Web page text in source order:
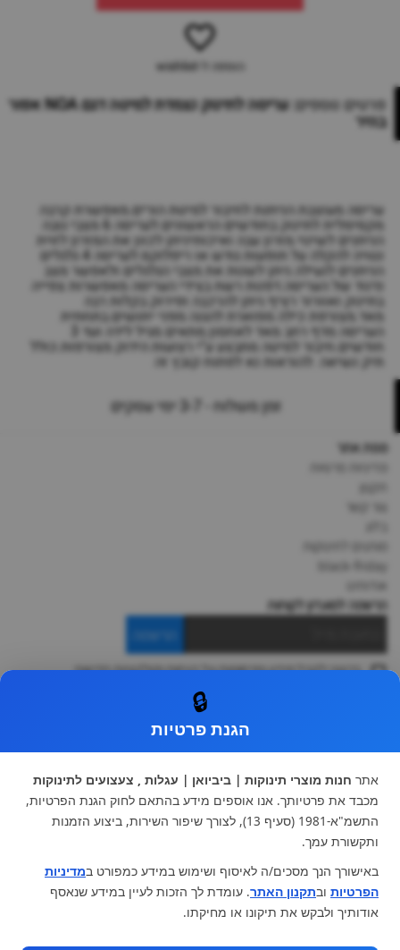
הוספה ל-wishlist
פרטים נוספים: עריסה לתינוק נצמדת למיטה דגם NOA אפור
בהיר
עריסה מעוצבת הניתנת לחיבור למיטת הורים.מאפשרת קרבה
מקסימלית לתינוק בחודשים הראשונים.לעריסה 6 מצבי גובה
הניתנים לשינוי.מזרון עבה ואיכותיניתן לכוון את המזרון לזוית
נטויה להקלה על תופעות גודש או ריפלוקס.לעריסה 4 גלגלים
הניתנים לנעילה.ניתן לשנות את מצבי הגלגלים ולאפשר מצב
נדנוד של העריסה.דפנות רשת בצידי העריסה מאפשרות צפייה
בתינוק ואוורור רציף.ניתן להרכבה ופירוק בקלות רבה
מאד.מצורפת כילה מפוארת להגנה מפני יתושים.בתחתית
חודשים.חיבור למיטה מתבצע ע"י רצועות הידוק מצורפות.כולל
תיק נשיאה .להוראות נא לפתוח קובץ זה
זמן משלוח - 3-7 ימי עסקים
מפת אתר
צור קשר
מותגים לתינוקות
black-friday
אודותינו
הרשמה למועדון לקוחות
הרשמה
ברצוני לקבל מידע ופרסומות על הנחות וקולקציות חדשות
עגלות וטיולונים
כיסא בטיחות ואביזרים
ריהוט לתינוקות
מצעים למיטת תינוק וטקסטיל
צעצועי ילדים
על גלגלים
הנקה והאכלה
מוצרי אמבטיה
מוזמנים לבקר אותנו:
🔒
הגנת פרטיות
אתר חנות מוצרי תינוקות | ביביואן | עגלות , צעצועים לתינוקות
מכבד את פרטיותך. אנו אוספים מידע בהתאם לחוק הגנת הפרטיות,
התשמ"א-1981 (סעיף 13), לצורך שיפור השירות, ביצוע הזמנות
ותקשורת עמך.
באישורך הנך מסכים/ה לאיסוף ושימוש במידע כמפורט במדיניות
הפרטיות ובתקנון האתר. עומדת לך הזכות לעיין במידע שנאסף
אודותיך ולבקש את תיקונו או מחיקתו.